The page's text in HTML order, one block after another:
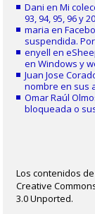
Dani enMi
93, 94, 95, 96 y
maria en
suspendida.
enyell en
en Windows y
Juan Jose
nombre en sus
Omar Raúl
bloqueada o
Los contenidos
Creative
3.0 Unported.